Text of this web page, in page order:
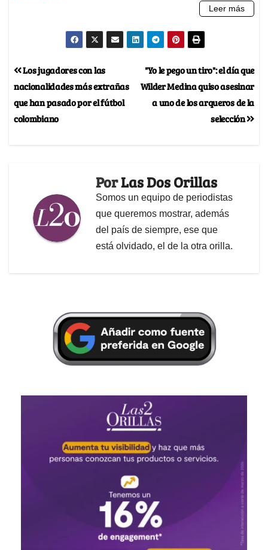
"Yo le pego un tiro": el día que
Wilder Medina quiso asesinar
a uno de los arqueros de la
selección
Los jugadores con las
nacionalidades más extrañas
que han pasado por el fútbol
colombiano
PorLas Dos Orillas
Somos un equipo de periodistas
que queremos mostrar, además
del país de siempre, ese que
está olvidado, el de la otra orilla.